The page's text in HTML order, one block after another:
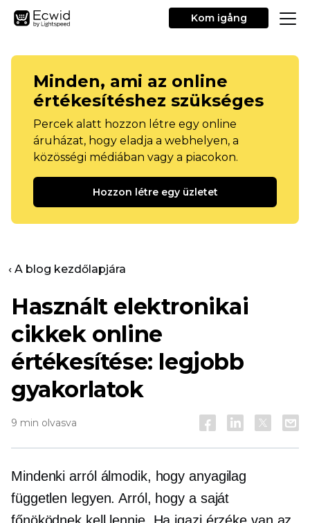
Kom igång
Minden, ami az online
értékesítéshez szükséges
Percek alatt hozzon létre egy online
áruházat, hogy eladja a webhelyen, a
közösségi médiában vagy a piacokon.
Hozzon létre egy üzletet
‹ A blog kezdőlapjára
Használt elektronikai
cikkek online
értékesítése: legjobb
gyakorlatok
9 min olvasva
Mindenki arról álmodik, hogy anyagilag
független legyen. Arról, hogy a saját